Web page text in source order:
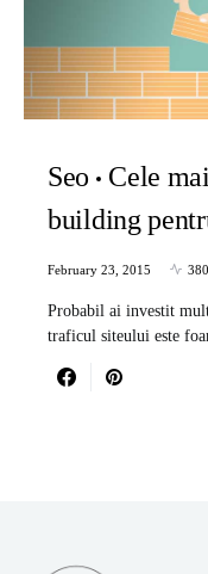
Seo
Cele
building
February 23, 2015
Probabil ai investit
traficul siteului este